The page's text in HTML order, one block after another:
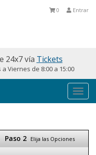
Entrar
0
24x7 vía Tickets
a Viernes de 8:00 a 15:00
Paso 2 Elija las Opciones